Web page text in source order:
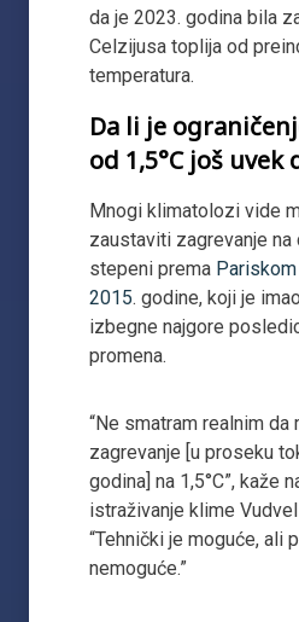
da je 2023. godina bila
Celzijusa toplija od
temperatura.
Da li je
od 1,5°C još uvek
Mnogi klimatolozi vide
zaustaviti zagrevanje na
stepeni prema
2015. godine, koji je
izbegne najgore
promena.
“Ne smatram realnim
zagrevanje [u proseku
godina] na 1,5°C”, kaže
istraživanje klime
“Tehnički je moguće, ali
nemoguće.”